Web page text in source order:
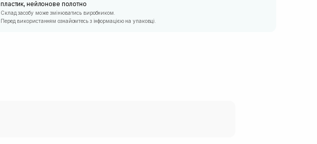
пластик, нейлонове полотно
Склад засобу може змінюватись виробником.
Перед використанням ознайомтесь з інформацією на упаковці.